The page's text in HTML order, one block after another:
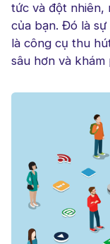
tức và đột nhiên,
của bạn. Đó là
là công cụ thu
sâu hơn và